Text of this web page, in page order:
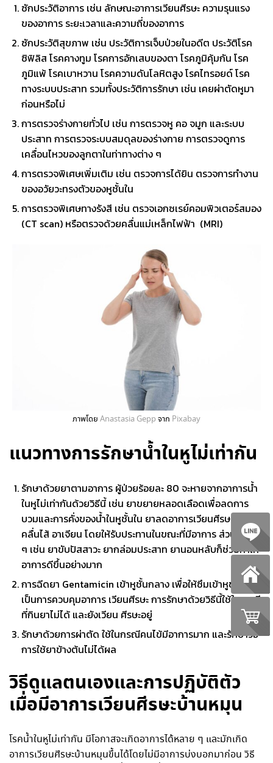
ซักประวัติอาการ เช่น ลักษณะอาการเวียนศีรษะ ความรุนแรง
ของอาการ ระยะเวลาและความถี่ของอาการ
ซักประวัติสุขภาพ เช่น ประวัติการเจ็บป่วยในอดีต ประวัติโรค
ซิฟิลิส โรคคางทูม โรคการอักเสบของตา โรคภูมิคุ้มกัน โรค
ภูมิแพ้ โรคเบาหวาน โรคความดันโลหิตสูง โรคไทรอยด์ โรค
ทางระบบประสาท รวมทั้งประวัติการรักษา เช่น เคยผ่าตัดหูมา
ก่อนหรือไม่
การตรวจร่างกายทั่วไป เช่น การตรวจหู คอ จมูก และระบบ
ประสาท การตรวจระบบสมดุลของร่างกาย การตรวจดูการ
เคลื่อนไหวของลูกตาในท่าทางต่าง ๆ
การตรวจพิเศษเพิ่มเติม เช่น ตรวจการได้ยิน ตรวจการทำงาน
ของอวัยวะทรงตัวของหูชั้นใน
การตรวจพิเศษทางรังสี เช่น ตรวจเอกซเรย์คอมพิวเตอร์สมอง
(CT scan) หรือตรวจด้วยคลื่นแม่เหล็กไฟฟ้า (MRI)
ภาพโดย Anastasia Geppจาก Pixabay
แนวทางการรักษาน้ำในหูไม่เท่ากัน
รักษาด้วยยาตามอาการ ผู้ป่วยร้อยละ 80 จะหายจากอาการน้ำ
ในหูไม่เท่ากันด้วยวิธีนี้ เช่น ยาขยายหลอดเลือดเพื่อลดการ
บวมและการคั่งของน้ำในหูชั้นใน ยาลดอาการเวียนศีรษะและ
คลื่นไส้ อาเจียน โดยให้รับประทานในขณะที่มีอาการ ส่วนยาอื่น
ๆ เช่น ยาขับปัสสาวะ ยากล่อมประสาท ยานอนหลับก็ช่วยทำให้
อาการดีขึ้นอย่างมาก
การฉีดยา Gentamicin เข้าหูชั้นกลาง เพื่อให้ซึมเข้าหูชั้นใน
เป็นการควบคุมอาการ เวียนศีรษะการรักษาด้วยวิธีนี้ใช้ในกรณี
ที่กินยาไม่ได้ และยังเวียน ศีรษะอยู่
รักษาด้วยการผ่าตัด ใช้ในกรณีคนไข้มีอาการมาก และรักษาวิธี
การใช้ยาข้างต้นไม่ได้ผล
วิธีดูแลตนเองและการปฏิบัติตัว
เมื่อมีอาการเวียนศีรษะบ้านหมุน
โรคน้ำในหูไม่เท่ากัน มีโอกาสจะเกิดอาการได้หลาย ๆ และมักเกิด
อาการเวียนศีรษะบ้านหมุนขึ้นได้โดยไม่มีอาการบ่งบอกมาก่อน วิธี